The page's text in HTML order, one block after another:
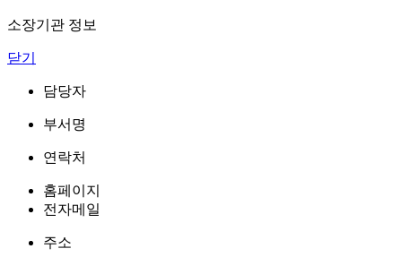
소장기관 정보
닫기
담당자
부서명
연락처
홈페이지
전자메일
주소